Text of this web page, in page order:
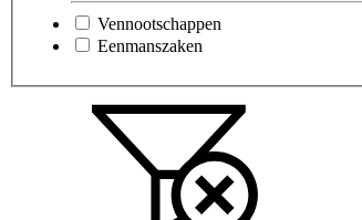
Vennootschappen
Eenmanszaken